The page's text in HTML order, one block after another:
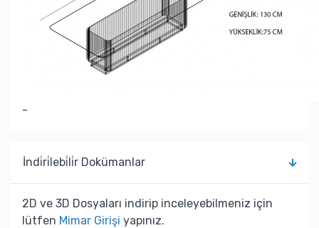
-
İndi̇ri̇lebi̇li̇r Dokümanlar
2D ve 3D Dosyaları indirip inceleyebilmeniz için
lütfen Mimar Girişi yapınız.